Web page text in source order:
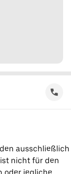
ausschließlich
nicht für den